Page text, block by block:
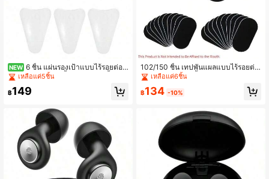
NEW 6 ชิ้น แผ่นรองเป้าแบบไร้รอยต่อ
สำหรับกางเกงเลกกิ้งและชุดว่ายน้ำ, แผ่
นป้องกันซิลิโคนสำหรับชุดว่ายน้ำและก
างเกงโยคะ
เหลือแค่5ชิ้น
฿149
102/150 ชิ้น เทปพันแผลแบบไร้รอยต่อ,
เทปกระชับกล้ามเนื้อระบายอากาศได้ 8
สี สำหรับใช้ในกีฬาประจำวันต่างๆ ผลิต
ภัณฑ์นี้ไม่เหมาะสำหรับการใช้ในบริเว
เหลือแค่6ชิ้น
฿134 -10%